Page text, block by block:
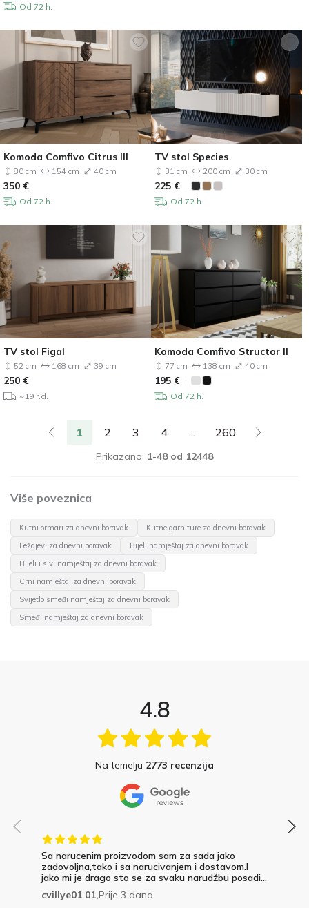
Od 72 h.
Komoda Comfivo Citrus III
80 cm 154 cm 40 cm
350 €
Od 72 h.
TV stol Species
31 cm 200 cm 30 cm
225 €
Od 72 h.
TV stol Figal
52 cm 168 cm 39 cm
250 €
~19 r.d.
Komoda Comfivo Structor II
77 cm 138 cm 40 cm
195 €
Od 72 h.
Prikazano: 1-48 od 12448
1 2 3 4 ... 260
Više poveznica
Kutni ormari za dnevni boravak
Kutne garniture za dnevni boravak
Ležajevi za dnevni boravak
Bijeli namještaj za dnevni boravak
Bijeli i sivi namještaj za dnevni boravak
Crni namještaj za dnevni boravak
Svijetlo smeđi namještaj za dnevni boravak
Smeđi namještaj za dnevni boravak
4.8
Na temelju 2773 recenzija
Sa narucenim proizvodom sam za sada jako
zadovoljna,tako i sa narucivanjem i dostavom.I
jako mi je drago sto se za svaku narudžbu posadi...
cvillye01 01,Prije 3 dana